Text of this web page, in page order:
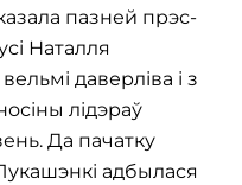
пазней прэс-
Наталля
вельмі даверліва і з
лідэраў
Да пачатку
адбылася